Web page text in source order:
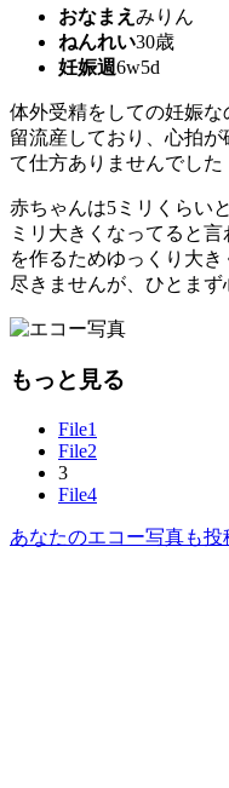
おなまえ みりん
ねんれい30歳
妊娠週6w5d
体外受精をしての妊娠
留流産しており、心拍が
て仕方ありませんでした
赤ちゃんは5ミリくらい
ミリ大きくなってると
を作るためゆっくり大
尽きませんが、ひとまず
もっと見る
File1
File2
3
File4
あなたのエコー写真も投